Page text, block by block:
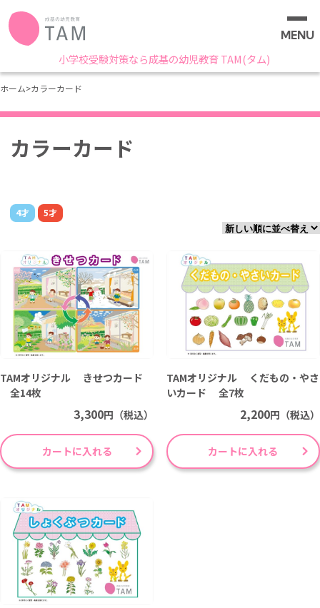
小学校受験対策なら成基の幼児教育 TAM(タム)
MENU
ホーム>カラーカード
カラーカード
4才 5才
TAMオリジナル きせつカード
全14枚
3,300円（税込）
カートに入れる
TAMオリジナル くだもの・やさ
いカード 全7枚
2,200円（税込）
カートに入れる